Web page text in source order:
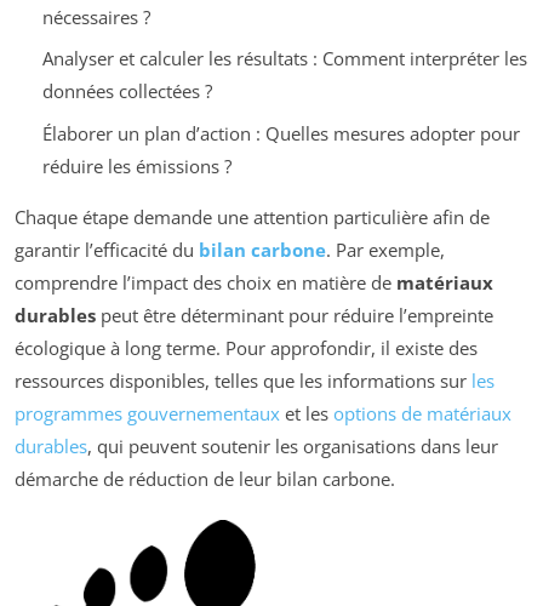
nécessaires ?
Analyser et calculer les résultats : Comment interpréter les
données collectées ?
Élaborer un plan d’action : Quelles mesures adopter pour
réduire les émissions ?
Chaque étape demande une attention particulière afin de
garantir l’efficacité du bilan carbone. Par exemple,
comprendre l’impact des choix en matière de matériaux
durables peut être déterminant pour réduire l’empreinte
écologique à long terme. Pour approfondir, il existe des
ressources disponibles, telles que les informations sur les
programmes gouvernementaux et les options de matériaux
durables, qui peuvent soutenir les organisations dans leur
démarche de réduction de leur bilan carbone.